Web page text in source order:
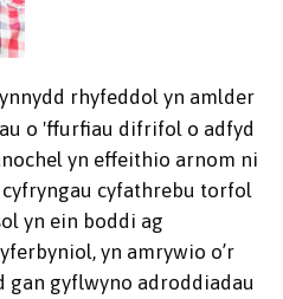
rhyfeddol yn amlder
o 'ffurfiau difrifol o adfyd
yn effeithio arnom ni
cyfryngau cyfathrebu torfol
yn ein boddi ag
yn amrywio o’r
gan gyflwyno adroddiadau